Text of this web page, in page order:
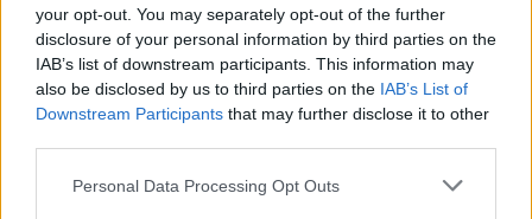
your opt-out. You may separately opt-out of the further
disclosure of your personal information by third parties on the
IAB’s list of downstream participants. This information may
also be disclosed by us to third parties on the IAB’s List of
Downstream Participants that may further disclose it to other
Personal Data Processing Opt Outs
di sei milioni di rifugiati ucraini e di otto milioni di sfollati interni.
Parallelamente l’Ucraina ha bisogno di un sostegno diretto al
bilancio per mantenere l’economia in funzione: pensioni, stipendi,
servizi di base. Abbiamo proposto oltre 10 miliardi di euro di
assistenza macrofinanziaria, il più grande pacchetto mai concepito
dall’Unione europea per un paese terzo”. “Anche altri paesi, a
cominciare dagli Stati Uniti, stanno facendo del loro meglio. Si tratta